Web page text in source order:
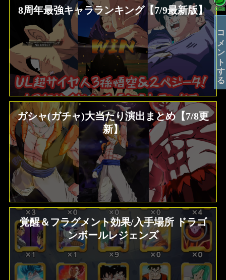
8周年最強キャラランキング【7/9最新版】
ガシャ(ガチャ)大当たり演出まとめ【7/8更
新】
覚醒＆フラグメント効果/入手場所 ドラゴ
ンボールレジェンズ
コメントする